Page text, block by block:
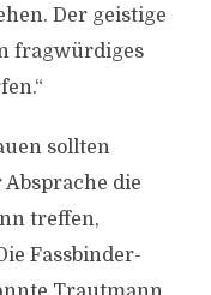
Der geistige
fragwürdiges
sollten
die
treffen,
Fassbinder-